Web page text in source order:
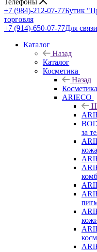
Телефоны
+7 (984)-212-07-77Бутик
торговля
+7 (914)-650-07-77Для
Каталог
Назад
Каталог
Косметика
Назад
Косметика
ARIECO
за